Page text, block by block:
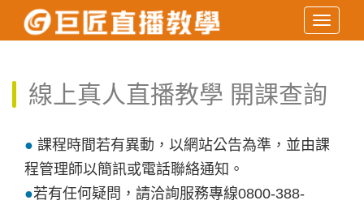
Toggle
線上真人直播教學 開課查詢
● 課程時間若有異動，以網站公告為準，並由課
程管理師以簡訊或電話聯絡通知。
●若有任何疑問，請洽詢服務專線0800-388-